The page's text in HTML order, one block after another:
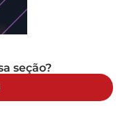
seção?